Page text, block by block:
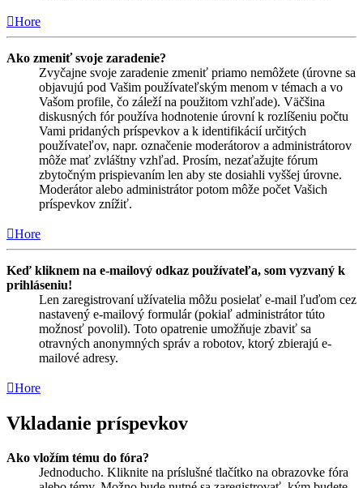
Hore
Ako zmeniť svoje zaradenie?
Zvyčajne svoje zaradenie zmeniť priamo nemôžete (úrovne sa
objavujú pod Vašim používateľským menom v témach a vo
Vašom profile, čo záleží na použitom vzhľade). Väčšina
diskusných fór používa hodnotenie úrovní k rozlíšeniu počtu
Vami pridaných príspevkov a k identifikácií určitých
používateľov, napr. označenie moderátorov a administrátorov
môže mať zvláštny vzhľad. Prosím, nezaťažujte fórum
zbytočným prispievaním len aby ste dosiahli vyššej úrovne.
Moderátor alebo administrátor potom môže počet Vašich
príspevkov znížiť.
Hore
Keď kliknem na e-mailový odkaz používateľa, som vyzvaný k
prihláseniu!
Len zaregistrovaní užívatelia môžu posielať e-mail ľuďom cez
nastavený e-mailový formulár (pokiaľ administrátor túto
možnosť povolil). Toto opatrenie umožňuje zbaviť sa
otravných anonymných správ a robotov, ktorý zbierajú e-
mailové adresy.
Hore
Vkladanie príspevkov
Ako vložím tému do fóra?
Jednoducho. Kliknite na príslušné tlačítko na obrazovke fóra